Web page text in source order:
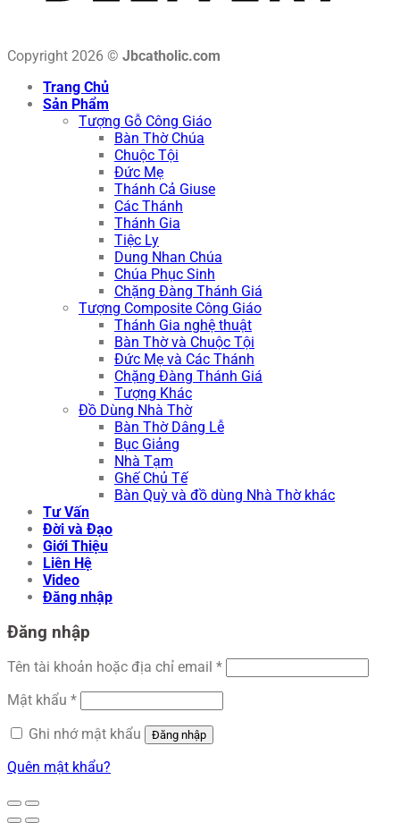
Copyright 2026 © Jbcatholic.com
Trang Chủ
Sản Phẩm
Tượng Gỗ Công Giáo
Bàn Thờ Chúa
Chuộc Tội
Đức Mẹ
Thánh Cả Giuse
Các Thánh
Thánh Gia
Tiệc Ly
Dung Nhan Chúa
Chúa Phục Sinh
Chặng Đàng Thánh Giá
Tượng Composite Công Giáo
Thánh Gia nghệ thuật
Bàn Thờ và Chuộc Tội
Đức Mẹ và Các Thánh
Chặng Đàng Thánh Giá
Tượng Khác
Đồ Dùng Nhà Thờ
Bàn Thờ Dâng Lễ
Bục Giảng
Nhà Tạm
Ghế Chủ Tế
Bàn Quỳ và đồ dùng Nhà Thờ khác
Tư Vấn
Đời và Đạo
Giới Thiệu
Liên Hệ
Video
Đăng nhập
Đăng nhập
Tên tài khoản hoặc địa chỉ email *
Mật khẩu *
Ghi nhớ mật khẩu
Đăng nhập
Quên mật khẩu?